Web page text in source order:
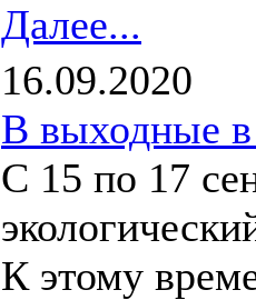
Далее...
16.09.2020
В выходные
С 15 по 17
К этому